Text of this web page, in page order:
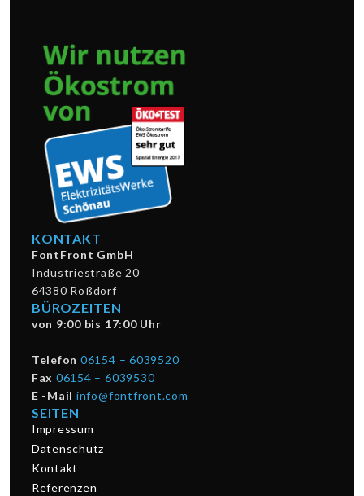
KONTAKT
FontFront GmbH
Industriestraße 20
64380 Roßdorf
BÜROZEITEN
von 9:00 bis 17:00 Uhr
Telefon 06154 – 6039520
Fax 06154 – 6039530
E -Mail info@fontfront.com
SEITEN
Impressum
Datenschutz
Kontakt
Referenzen